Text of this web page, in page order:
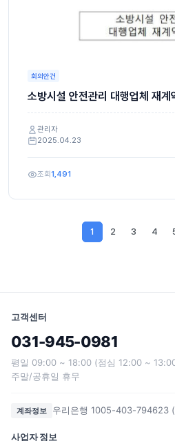
회의안건
소방시설 안전관리 대행업체 재계
관리자
2025.04.23
조회1,491
1 2 3 4
고객센터
031-945-0981
평일 09:00 ~ 18:00 (점심 12:00 ~
주말/공휴일 휴무
계좌정보 우리은행 1005-403-794623
사업자 정보